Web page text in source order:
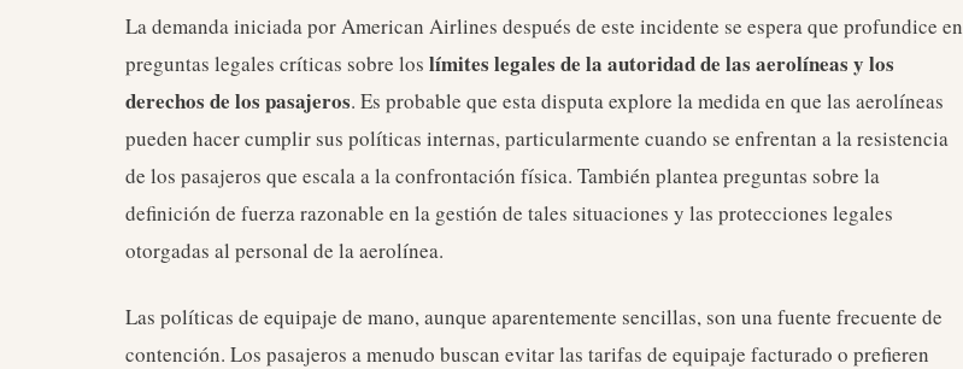
La demanda iniciada por American Airlines después de este incidente se espera que profundice en
preguntas legales críticas sobre los límites legales de la autoridad de las aerolíneas y los
derechos de los pasajeros. Es probable que esta disputa explore la medida en que las aerolíneas
pueden hacer cumplir sus políticas internas, particularmente cuando se enfrentan a la resistencia
de los pasajeros que escala a la confrontación física. También plantea preguntas sobre la
definición de fuerza razonable en la gestión de tales situaciones y las protecciones legales
otorgadas al personal de la aerolínea.
Las políticas de equipaje de mano, aunque aparentemente sencillas, son una fuente frecuente de
contención. Los pasajeros a menudo buscan evitar las tarifas de equipaje facturado o prefieren